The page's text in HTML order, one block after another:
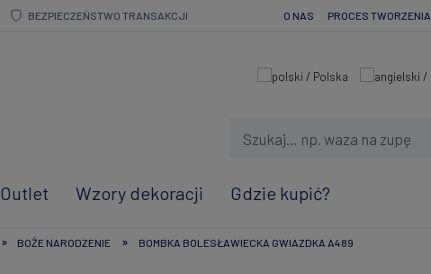
BEZPIECZEŃSTWO TRANSAKCJI O NAS PROCES TWORZENIA
Outlet Wzory dekoracji Gdzie kupić?
» BOŻE NARODZENIE » BOMBKA BOLESŁAWIECKA GWIAZDKA A489